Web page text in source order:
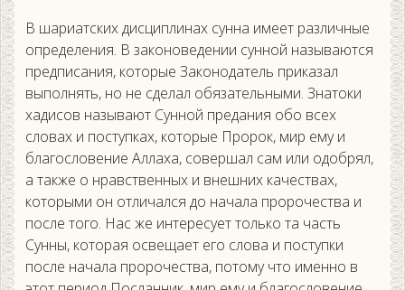
В шариатских дисциплинах сунна имеет различные
определения. В законоведении сунной называются
предписания, которые Законодатель приказал
выполнять, но не сделал обязательными. Знатоки
хадисов называют Сунной предания обо всех
словах и поступках, которые Пророк, мир ему и
благословение Аллаха, совершал сам или одобрял,
а также о нравственных и внешних качествах,
которыми он отличался до начала пророчества и
после того. Нас же интересует только та часть
Сунны, которая освещает его слова и поступки
после начала пророчества, потому что именно в